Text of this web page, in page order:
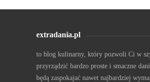
extradania.pl
to blog kulinarny, który pozwoli Ci w
przyrządzić bardzo proste i smaczne
będą zaspokajać nawet najbardziej